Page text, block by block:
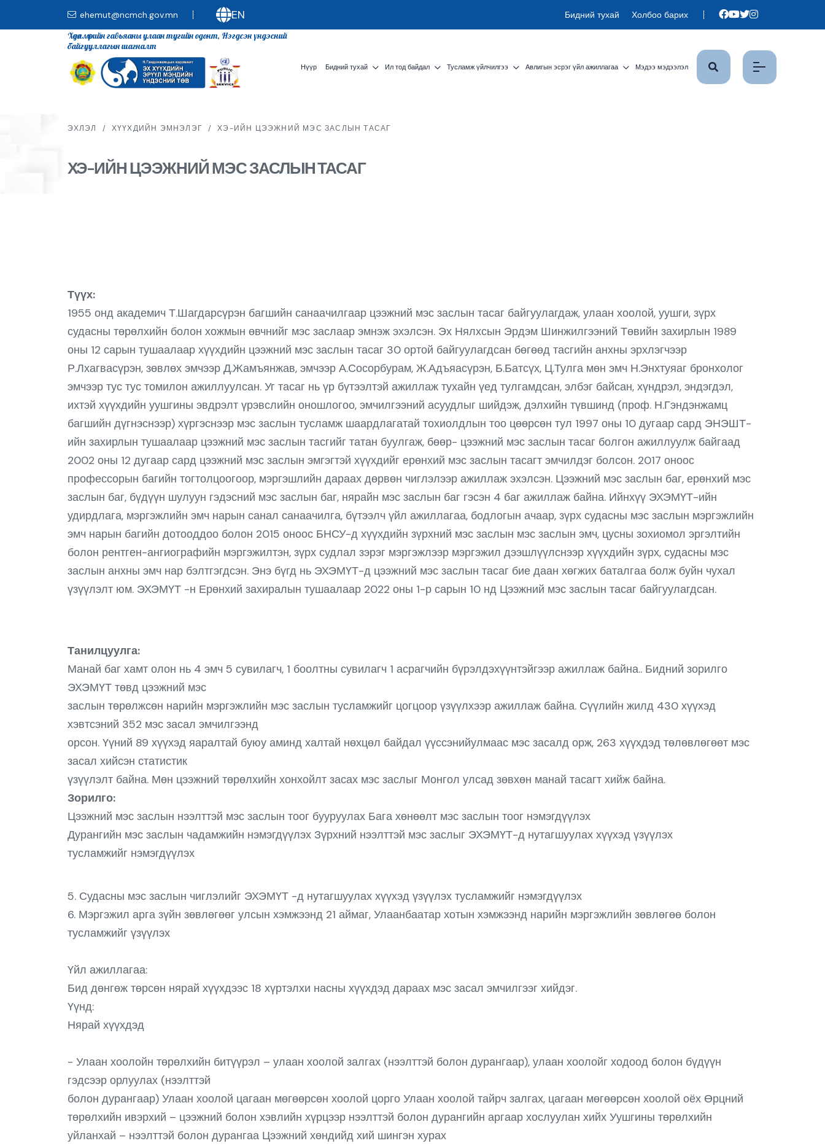
ehemut@ncmch.gov.mn EN Бидний тухай
Холбоо барих
Хөдөлмөрийн гавьяаны улаан тугийн одонт, Нэгдсэн үндэсний
байгууллагын шагналт
Нүүр Бидний тухай Ил тод байдал Тусламж үйлчилгээ Авлигын эсрэг үйл ажиллагаа Мэдээ мэдээлэл
ЭХЛЭЛ / ХҮҮХДИЙН ЭМНЭЛЭГ / ХЭ-ИЙН ЦЭЭЖНИЙ МЭС ЗАСЛЫН ТАСАГ
ХЭ-ИЙН ЦЭЭЖНИЙ МЭС ЗАСЛЫН ТАСАГ
Түүх:
1955 онд академич Т.Шагдарсүрэн багшийн санаачилгаар цээжний мэс заслын тасаг байгуулагдаж, улаан хоолой, уушги, зүрх
судасны төрөлхийн болон хожмын өвчнийг мэс заслаар эмнэж эхэлсэн. Эх Нялхсын Эрдэм Шинжилгээний Төвийн захирлын 1989
оны 12 сарын тушаалаар хүүхдийн цээжний мэс заслын тасаг 30 ортой байгуулагдсан бөгөөд тасгийн анхны эрхлэгчээр
Р.Лхагвасүрэн, зөвлөх эмчээр Д.Жамъянжав, эмчээр А.Сосорбурам, Ж.Адъяасүрэн, Б.Батсүх, Ц.Тулга мөн эмч Н.Энхтуяаг бронхолог
эмчээр тус тус томилон ажиллуулсан. Уг тасаг нь үр бүтээлтэй ажиллаж тухайн үед тулгамдсан, элбэг байсан, хүндрэл, эндэгдэл,
ихтэй хүүхдийн уушгины эвдрэлт үрэвслийн оношлогоо, эмчилгээний асуудлыг шийдэж, дэлхийн түвшинд (проф. Н.Гэндэнжамц
багшийн дүгнэснээр) хүргэснээр мэс заслын тусламж шаардлагатай тохиолдлын тоо цөөрсөн тул 1997 оны 10 дугаар сард ЭНЭШТ-
ийн захирлын тушаалаар цээжний мэс заслын тасгийг татан буулгаж, бөөр- цээжний мэс заслын тасаг болгон ажиллуулж байгаад
2002 оны 12 дугаар сард цээжний мэс заслын эмгэгтэй хүүхдийг ерөнхий мэс заслын тасагт эмчилдэг болсон. 2017 оноос
профессорын багийн тогтолцоогоор, мэргэшлийн дараах дөрвөн чиглэлээр ажиллаж эхэлсэн. Цээжний мэс заслын баг, ерөнхий мэс
заслын баг, бүдүүн шулуун гэдэсний мэс заслын баг, нярайн мэс заслын баг гэсэн 4 баг ажиллаж байна. Ийнхүү ЭХЭМҮТ-ийн
удирдлага, мэргэжлийн эмч нарын санал санаачилга, бүтээлч үйл ажиллагаа, бодлогын ачаар, зүрх судасны мэс заслын мэргэжлийн
эмч нарын багийн дотооддоо болон 2015 оноос БНСУ-д хүүхдийн зүрхний мэс заслын мэс заслын эмч, цусны зохиомол эргэлтийн
болон рентген-ангиографийн мэргэжилтэн, зүрх судлал зэрэг мэргэжлээр мэргэжил дээшлүүлснээр хүүхдийн зүрх, судасны мэс
заслын анхны эмч нар бэлтгэгдсэн. Энэ бүгд нь ЭХЭМҮТ-д цээжний мэс заслын тасаг бие даан хөгжих баталгаа болж буйн чухал
үзүүлэлт юм. ЭХЭМҮТ -н Ерөнхий захиралын тушаалаар 2022 оны 1-р сарын 10 нд Цээжний мэс заслын тасаг байгуулагдсан.
Танилцуулга:
Манай баг хамт олон нь 4 эмч 5 сувилагч, 1 боолтны сувилагч 1 асрагчийн бүрэлдэхүүнтэйгээр ажиллаж байна.. Бидний зорилго
ЭХЭМҮТ төвд цээжний мэс
заслын төрөлжсөн нарийн мэргэжлийн мэс заслын тусламжийг цогцоор үзүүлхээр ажиллаж байна. Сүүлийн жилд 430 хүүхэд
хэвтсэний 352 мэс засал эмчилгээнд
орсон. Үүний 89 хүүхэд яаралтай буюу аминд халтай нөхцөл байдал үүссэнийулмаас мэс засалд орж, 263 хүүхдэд төлөвлөгөөт мэс
засал хийсэн статистик
үзүүлэлт байна. Мөн цээжний төрөлхийн хонхойлт засах мэс заслыг Монгол улсад зөвхөн манай тасагт хийж байна.
Зорилго:
Цээжний мэс заслын нээлттэй мэс заслын тоог бууруулах Бага хөнөөлт мэс заслын тоог нэмэгдүүлэх
Дурангийн мэс заслын чадамжийн нэмэгдүүлэх Зүрхний нээлттэй мэс заслыг ЭХЭМҮТ-д нутагшуулах хүүхэд үзүүлэх
тусламжийг нэмэгдүүлэх
5. Судасны мэс заслын чиглэлийг ЭХЭМҮТ -д нутагшуулах хүүхэд үзүүлэх тусламжийг нэмэгдүүлэх
6. Мэргэжил арга зүйн зөвлөгөөг улсын хэмжээнд 21 аймаг, Улаанбаатар хотын хэмжээнд нарийн мэргэжлийн зөвлөгөө болон
тусламжийг үзүүлэх
Үйл ажиллагаа:
Бид дөнгөж төрсөн нярай хүүхдээс 18 хүртэлхи насны хүүхдэд дараах мэс засал эмчилгээг хийдэг.
Үүнд:
Нярай хүүхдэд
- Улаан хоолойн төрөлхийн битүүрэл – улаан хоолой залгах (нээлттэй болон дурангаар), улаан хоолойг ходоод болон бүдүүн
гэдсээр орлуулах (нээлттэй
болон дурангаар) Улаан хоолой цагаан мөгөөрсөн хоолой цорго Улаан хоолой тайрч залгах, цагаан мөгөөрсөн хоолой оёх Өрцний
төрөлхийн ивэрхий – цээжний болон хэвлийн хүрцээр нээлттэй болон дурангийн аргаар хослуулан хийх Уушгины төрөлхийн
уйланхай – нээлттэй болон дурангаа Цээжний хөндийд хий шингэн хурах